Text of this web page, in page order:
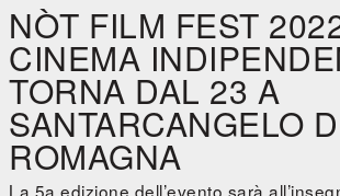
NÒT FILM FEST
CINEMA
TORNA DAL 23 A
SANTARCANGELO
ROMAGNA
La 5a edizione dell’evento sarà